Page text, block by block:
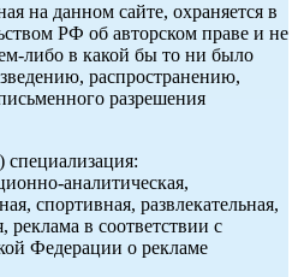
на данном сайте, охраняется в
РФ об авторском праве и не
либо в какой бы то ни было
распространению,
разрешения
аналитическая,
спортивная, развлекательная,
реклама в соответствии с
Федерации о рекламе